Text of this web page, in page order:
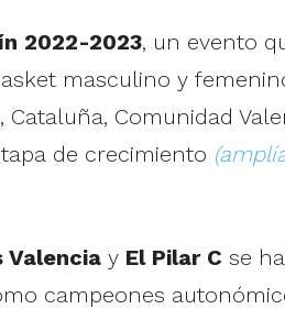
2022-2023, un evento
masculino y
Comunidad
de crecimiento
Valenciay El Pilar C se
campeones